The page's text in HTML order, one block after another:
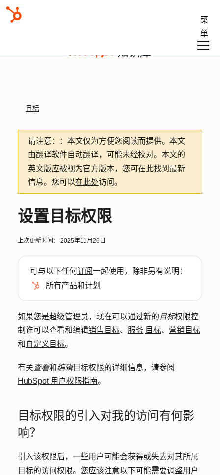
菜
单
知识库
目标
请注意： ：本文仅为方便您阅读而提供。 本文
由翻译软件自动翻译，可能未经校对。本文的
英文版应被视为官方版本，您可在此找到最新
信息。您可以在此处访问。
设置目标权限
上次更新时间： 2025年11月26日
可与以下任何订阅一起使用，除非另有说明：
所有产品和计划
如果您是超级管理员 ，现在可以通过新的 目标权限控
制谁可以查看和编辑销售目标、 服务 目标、 营销目标
和 自定义目标。
有关查看和编辑目标权限的详细信息，请参阅
HubSpot 用户权限指南。
目标权限的引入对我的访问有何影
响？
引入该权限后，一些用户可能会获得或失去对其所属
目标的访问权限。您应该注意以下可能需要调整用户